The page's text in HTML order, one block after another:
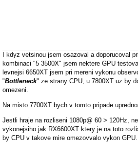
I kdyz vetsinou jsem osazoval a doporucoval
kombinaci "5 3500X" jsem nektere GPU
levnejsi 6650XT jsem pri mereni vykonu
"Bottleneck" ze strany CPU, u 7800XT uz by
omezeni.
Na misto 7700XT bych v tomto pripade
Jestli hraje na rozliseni 1080p@ 60 > 120Hz,
vykonejsiho jak RX6600XT ktery je na toto
by CPU v takove mire omezovvalo vykon GPU.